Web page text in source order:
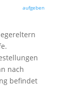
aufgeben
nach
befindet